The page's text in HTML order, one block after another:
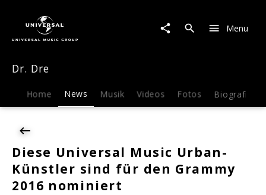
News
Diese
Urban-
den
Grammy
2016
Menu
Dr. Dre
Home News Musik Videos Fotos Biografie
Diese Universal Music Urban-
Künstler sind für den Grammy
2016 nominiert